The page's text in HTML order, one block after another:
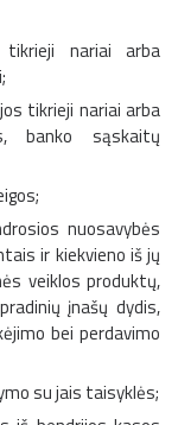
nariai arba
tikrieji nariai arba
banko sąskaitų
nuosavybės
ir kiekvieno iš jų
veiklos produktų,
įnašų dydis,
bei perdavimo
su jais taisyklės;